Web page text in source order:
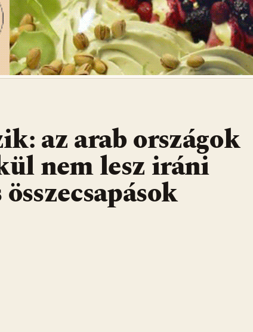
az arab országok
nem lesz iráni